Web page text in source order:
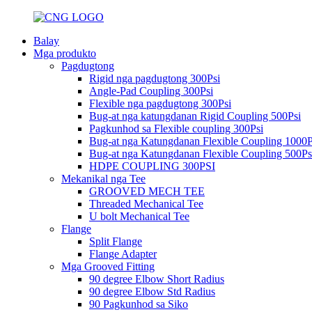
Balay
Mga produkto
Pagdugtong
Rigid nga pagdugtong 300Psi
Angle-Pad Coupling 300Psi
Flexible nga pagdugtong 300Psi
Bug-at nga katungdanan Rigid Coupling 500Psi
Pagkunhod sa Flexible coupling 300Psi
Bug-at nga Katungdanan Flexible Coupling
Bug-at nga Katungdanan Flexible Coupling
HDPE COUPLING 300PSI
Mekanikal nga Tee
GROOVED MECH TEE
Threaded Mechanical Tee
U bolt Mechanical Tee
Flange
Split Flange
Flange Adapter
Mga Grooved Fitting
90 degree Elbow Short Radius
90 degree Elbow Std Radius
90 Pagkunhod sa Siko